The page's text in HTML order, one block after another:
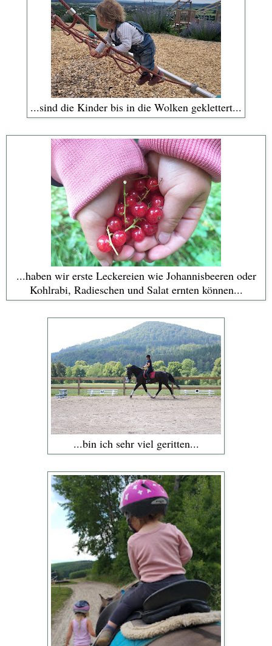
...sind die Kinder bis in die Wolken geklettert...
...haben wir erste Leckereien wie Johannisbeeren oder
Kohlrabi, Radieschen und Salat ernten können...
...bin ich sehr viel geritten...